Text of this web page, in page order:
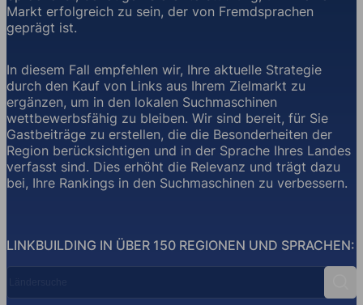
LINKBUILDING IN ÜBER 150 REGIONEN UND SPRACHEN:
Markt erfolgreich zu sein, der von Fremdsprachen
geprägt ist.
In diesem Fall empfehlen wir, Ihre aktuelle Strategie
durch den Kauf von Links aus Ihrem Zielmarkt zu
ergänzen, um in den lokalen Suchmaschinen
wettbewerbsfähig zu bleiben. Wir sind bereit, für Sie
Gastbeiträge zu erstellen, die die Besonderheiten der
Region berücksichtigen und in der Sprache Ihres Landes
verfasst sind. Dies erhöht die Relevanz und trägt dazu
bei, Ihre Rankings in den Suchmaschinen zu verbessern.